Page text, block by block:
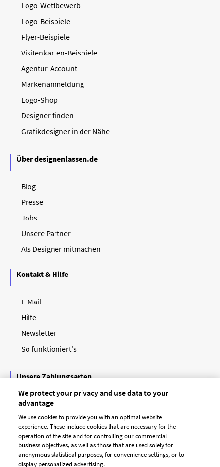
Logo-Wettbewerb
Logo-Beispiele
Flyer-Beispiele
Visitenkarten-Beispiele
Agentur-Account
Markenanmeldung
Logo-Shop
Designer finden
Grafikdesigner in der Nähe
Über designenlassen.de
Blog
Presse
Jobs
Unsere Partner
Als Designer mitmachen
Kontakt & Hilfe
E-Mail
Hilfe
Newsletter
So funktioniert's
Unsere Zahlungsarten
We protect your privacy and use data to your
advantage
We use cookies to provide you with an optimal website
experience. These include cookies that are necessary for the
operation of the site and for controlling our commercial
business objectives, as well as those that are used solely for
anonymous statistical purposes, for convenience settings, or to
display personalized advertising.